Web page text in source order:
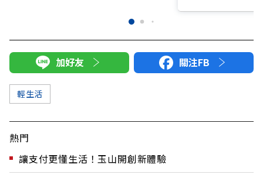
加好友 關注FB
輕生活
熱門
讓支付更懂生活！玉山開創新體驗